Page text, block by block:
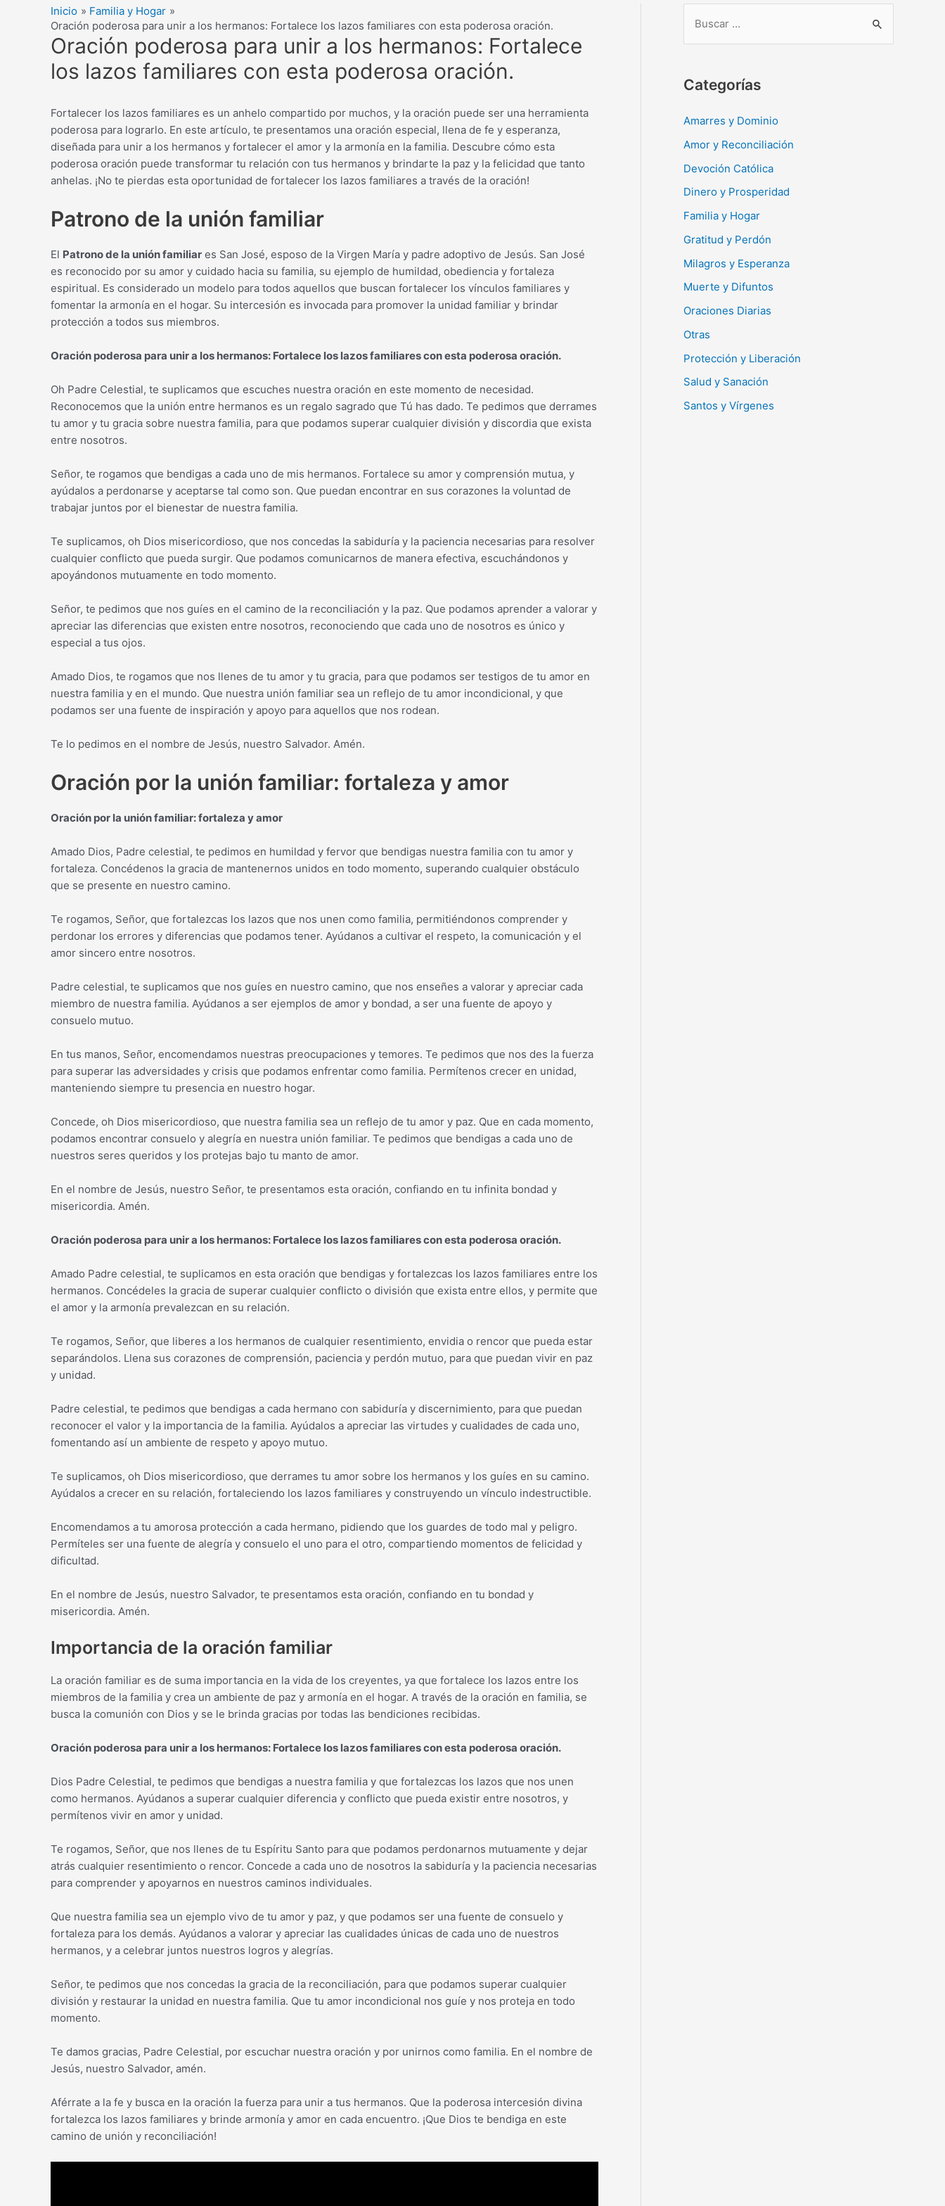
Inicio
Familia y Hogar
Oración poderosa para unir a los hermanos: Fortalece los lazos familiares con esta poderosa oración.
Oración poderosa para unir a los hermanos: Fortalece
los lazos familiares con esta poderosa oración.
Fortalecer los lazos familiares es un anhelo compartido por muchos, y la oración puede ser una herramienta
poderosa para lograrlo. En este artículo, te presentamos una oración especial, llena de fe y esperanza,
diseñada para unir a los hermanos y fortalecer el amor y la armonía en la familia. Descubre cómo esta
poderosa oración puede transformar tu relación con tus hermanos y brindarte la paz y la felicidad que tanto
anhelas. ¡No te pierdas esta oportunidad de fortalecer los lazos familiares a través de la oración!
Patrono de la unión familiar
El Patrono de la unión familiar es San José, esposo de la Virgen María y padre adoptivo de Jesús. San José
es reconocido por su amor y cuidado hacia su familia, su ejemplo de humildad, obediencia y fortaleza
espiritual. Es considerado un modelo para todos aquellos que buscan fortalecer los vínculos familiares y
fomentar la armonía en el hogar. Su intercesión es invocada para promover la unidad familiar y brindar
protección a todos sus miembros.
Oración poderosa para unir a los hermanos: Fortalece los lazos familiares con esta poderosa oración.
Oh Padre Celestial, te suplicamos que escuches nuestra oración en este momento de necesidad.
Reconocemos que la unión entre hermanos es un regalo sagrado que Tú has dado. Te pedimos que derrames
tu amor y tu gracia sobre nuestra familia, para que podamos superar cualquier división y discordia que exista
entre nosotros.
Señor, te rogamos que bendigas a cada uno de mis hermanos. Fortalece su amor y comprensión mutua, y
ayúdalos a perdonarse y aceptarse tal como son. Que puedan encontrar en sus corazones la voluntad de
trabajar juntos por el bienestar de nuestra familia.
Te suplicamos, oh Dios misericordioso, que nos concedas la sabiduría y la paciencia necesarias para resolver
cualquier conflicto que pueda surgir. Que podamos comunicarnos de manera efectiva, escuchándonos y
apoyándonos mutuamente en todo momento.
Señor, te pedimos que nos guíes en el camino de la reconciliación y la paz. Que podamos aprender a valorar y
apreciar las diferencias que existen entre nosotros, reconociendo que cada uno de nosotros es único y
especial a tus ojos.
Amado Dios, te rogamos que nos llenes de tu amor y tu gracia, para que podamos ser testigos de tu amor en
nuestra familia y en el mundo. Que nuestra unión familiar sea un reflejo de tu amor incondicional, y que
podamos ser una fuente de inspiración y apoyo para aquellos que nos rodean.
Te lo pedimos en el nombre de Jesús, nuestro Salvador. Amén.
Oración por la unión familiar: fortaleza y amor
Oración por la unión familiar: fortaleza y amor
Amado Dios, Padre celestial, te pedimos en humildad y fervor que bendigas nuestra familia con tu amor y
fortaleza. Concédenos la gracia de mantenernos unidos en todo momento, superando cualquier obstáculo
que se presente en nuestro camino.
Te rogamos, Señor, que fortalezcas los lazos que nos unen como familia, permitiéndonos comprender y
perdonar los errores y diferencias que podamos tener. Ayúdanos a cultivar el respeto, la comunicación y el
amor sincero entre nosotros.
Padre celestial, te suplicamos que nos guíes en nuestro camino, que nos enseñes a valorar y apreciar cada
miembro de nuestra familia. Ayúdanos a ser ejemplos de amor y bondad, a ser una fuente de apoyo y
consuelo mutuo.
En tus manos, Señor, encomendamos nuestras preocupaciones y temores. Te pedimos que nos des la fuerza
para superar las adversidades y crisis que podamos enfrentar como familia. Permítenos crecer en unidad,
manteniendo siempre tu presencia en nuestro hogar.
Concede, oh Dios misericordioso, que nuestra familia sea un reflejo de tu amor y paz. Que en cada momento,
podamos encontrar consuelo y alegría en nuestra unión familiar. Te pedimos que bendigas a cada uno de
nuestros seres queridos y los protejas bajo tu manto de amor.
En el nombre de Jesús, nuestro Señor, te presentamos esta oración, confiando en tu infinita bondad y
misericordia. Amén.
Oración poderosa para unir a los hermanos: Fortalece los lazos familiares con esta poderosa oración.
Amado Padre celestial, te suplicamos en esta oración que bendigas y fortalezcas los lazos familiares entre los
hermanos. Concédeles la gracia de superar cualquier conflicto o división que exista entre ellos, y permite que
el amor y la armonía prevalezcan en su relación.
Te rogamos, Señor, que liberes a los hermanos de cualquier resentimiento, envidia o rencor que pueda estar
separándolos. Llena sus corazones de comprensión, paciencia y perdón mutuo, para que puedan vivir en paz
y unidad.
Padre celestial, te pedimos que bendigas a cada hermano con sabiduría y discernimiento, para que puedan
reconocer el valor y la importancia de la familia. Ayúdalos a apreciar las virtudes y cualidades de cada uno,
fomentando así un ambiente de respeto y apoyo mutuo.
Te suplicamos, oh Dios misericordioso, que derrames tu amor sobre los hermanos y los guíes en su camino.
Ayúdalos a crecer en su relación, fortaleciendo los lazos familiares y construyendo un vínculo indestructible.
Encomendamos a tu amorosa protección a cada hermano, pidiendo que los guardes de todo mal y peligro.
Permíteles ser una fuente de alegría y consuelo el uno para el otro, compartiendo momentos de felicidad y
dificultad.
En el nombre de Jesús, nuestro Salvador, te presentamos esta oración, confiando en tu bondad y
misericordia. Amén.
Importancia de la oración familiar
La oración familiar es de suma importancia en la vida de los creyentes, ya que fortalece los lazos entre los
miembros de la familia y crea un ambiente de paz y armonía en el hogar. A través de la oración en familia, se
busca la comunión con Dios y se le brinda gracias por todas las bendiciones recibidas.
Oración poderosa para unir a los hermanos: Fortalece los lazos familiares con esta poderosa oración.
Dios Padre Celestial, te pedimos que bendigas a nuestra familia y que fortalezcas los lazos que nos unen
como hermanos. Ayúdanos a superar cualquier diferencia y conflicto que pueda existir entre nosotros, y
permítenos vivir en amor y unidad.
Te rogamos, Señor, que nos llenes de tu Espíritu Santo para que podamos perdonarnos mutuamente y dejar
atrás cualquier resentimiento o rencor. Concede a cada uno de nosotros la sabiduría y la paciencia necesarias
para comprender y apoyarnos en nuestros caminos individuales.
Que nuestra familia sea un ejemplo vivo de tu amor y paz, y que podamos ser una fuente de consuelo y
fortaleza para los demás. Ayúdanos a valorar y apreciar las cualidades únicas de cada uno de nuestros
hermanos, y a celebrar juntos nuestros logros y alegrías.
Señor, te pedimos que nos concedas la gracia de la reconciliación, para que podamos superar cualquier
división y restaurar la unidad en nuestra familia. Que tu amor incondicional nos guíe y nos proteja en todo
momento.
Te damos gracias, Padre Celestial, por escuchar nuestra oración y por unirnos como familia. En el nombre de
Jesús, nuestro Salvador, amén.
Aférrate a la fe y busca en la oración la fuerza para unir a tus hermanos. Que la poderosa intercesión divina
fortalezca los lazos familiares y brinde armonía y amor en cada encuentro. ¡Que Dios te bendiga en este
camino de unión y reconciliación!
c
r
Categorías
Amarres y Dominio
Amor y Reconciliación
Devoción Católica
Dinero y Prosperidad
Familia y Hogar
Gratitud y Perdón
Milagros y Esperanza
Muerte y Difuntos
Oraciones Diarias
Otras
Protección y Liberación
Salud y Sanación
Santos y Vírgenes